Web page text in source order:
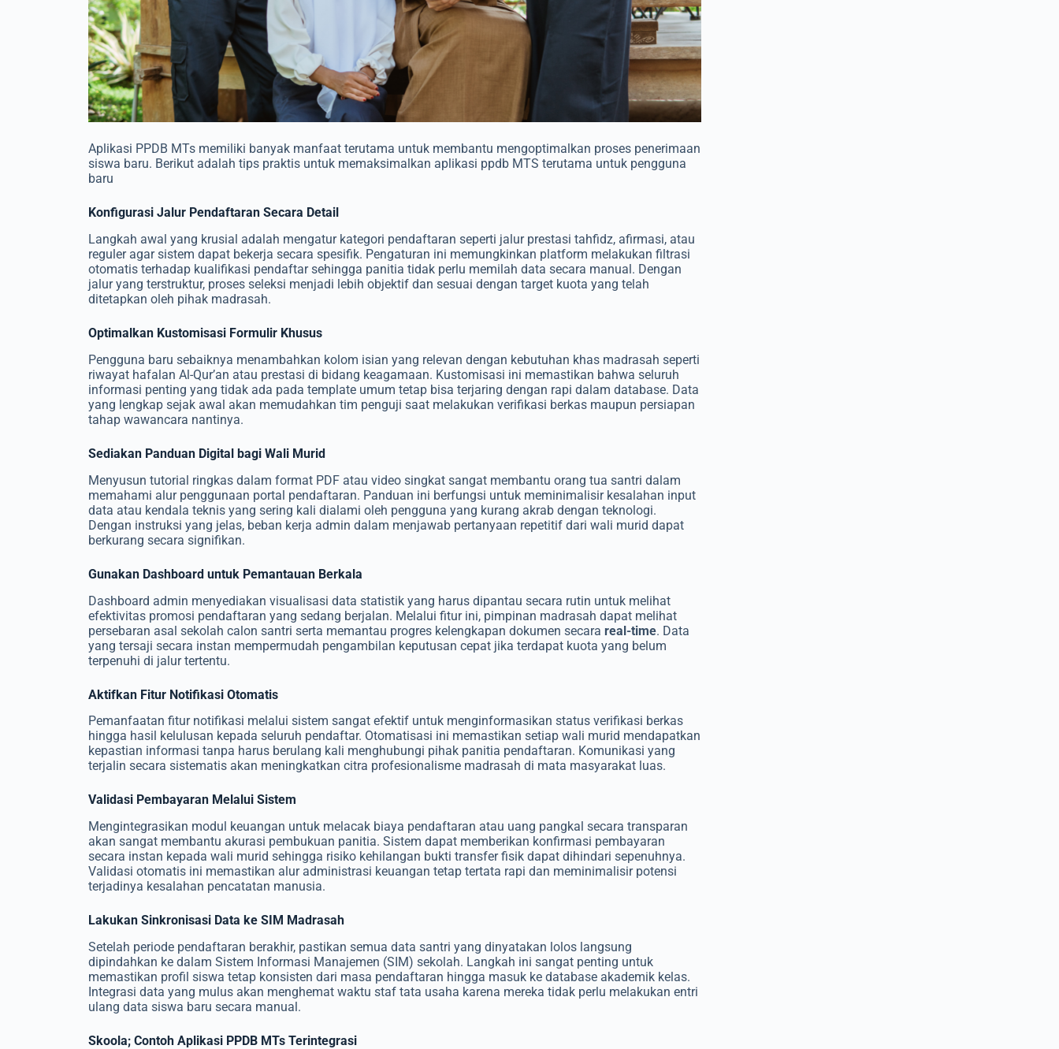
Aplikasi PPDB MTs memiliki banyak manfaat terutama untuk membantu mengoptimalkan proses penerimaan
siswa baru. Berikut adalah tips praktis untuk memaksimalkan aplikasi ppdb MTS terutama untuk pengguna
baru
Konfigurasi Jalur Pendaftaran Secara Detail
Langkah awal yang krusial adalah mengatur kategori pendaftaran seperti jalur prestasi tahfidz, afirmasi, atau
reguler agar sistem dapat bekerja secara spesifik. Pengaturan ini memungkinkan platform melakukan filtrasi
otomatis terhadap kualifikasi pendaftar sehingga panitia tidak perlu memilah data secara manual. Dengan
jalur yang terstruktur, proses seleksi menjadi lebih objektif dan sesuai dengan target kuota yang telah
ditetapkan oleh pihak madrasah.
Optimalkan Kustomisasi Formulir Khusus
Pengguna baru sebaiknya menambahkan kolom isian yang relevan dengan kebutuhan khas madrasah seperti
riwayat hafalan Al-Qur’an atau prestasi di bidang keagamaan. Kustomisasi ini memastikan bahwa seluruh
informasi penting yang tidak ada pada template umum tetap bisa terjaring dengan rapi dalam database. Data
yang lengkap sejak awal akan memudahkan tim penguji saat melakukan verifikasi berkas maupun persiapan
tahap wawancara nantinya.
Sediakan Panduan Digital bagi Wali Murid
Menyusun tutorial ringkas dalam format PDF atau video singkat sangat membantu orang tua santri dalam
memahami alur penggunaan portal pendaftaran. Panduan ini berfungsi untuk meminimalisir kesalahan input
data atau kendala teknis yang sering kali dialami oleh pengguna yang kurang akrab dengan teknologi.
Dengan instruksi yang jelas, beban kerja admin dalam menjawab pertanyaan repetitif dari wali murid dapat
berkurang secara signifikan.
Gunakan Dashboard untuk Pemantauan Berkala
Dashboard admin menyediakan visualisasi data statistik yang harus dipantau secara rutin untuk melihat
efektivitas promosi pendaftaran yang sedang berjalan. Melalui fitur ini, pimpinan madrasah dapat melihat
persebaran asal sekolah calon santri serta memantau progres kelengkapan dokumen secara real-time. Data
yang tersaji secara instan mempermudah pengambilan keputusan cepat jika terdapat kuota yang belum
terpenuhi di jalur tertentu.
Aktifkan Fitur Notifikasi Otomatis
Pemanfaatan fitur notifikasi melalui sistem sangat efektif untuk menginformasikan status verifikasi berkas
hingga hasil kelulusan kepada seluruh pendaftar. Otomatisasi ini memastikan setiap wali murid mendapatkan
kepastian informasi tanpa harus berulang kali menghubungi pihak panitia pendaftaran. Komunikasi yang
terjalin secara sistematis akan meningkatkan citra profesionalisme madrasah di mata masyarakat luas.
Validasi Pembayaran Melalui Sistem
Mengintegrasikan modul keuangan untuk melacak biaya pendaftaran atau uang pangkal secara transparan
akan sangat membantu akurasi pembukuan panitia. Sistem dapat memberikan konfirmasi pembayaran
secara instan kepada wali murid sehingga risiko kehilangan bukti transfer fisik dapat dihindari sepenuhnya.
Validasi otomatis ini memastikan alur administrasi keuangan tetap tertata rapi dan meminimalisir potensi
terjadinya kesalahan pencatatan manusia.
Lakukan Sinkronisasi Data ke SIM Madrasah
Setelah periode pendaftaran berakhir, pastikan semua data santri yang dinyatakan lolos langsung
dipindahkan ke dalam Sistem Informasi Manajemen (SIM) sekolah. Langkah ini sangat penting untuk
memastikan profil siswa tetap konsisten dari masa pendaftaran hingga masuk ke database akademik kelas.
Integrasi data yang mulus akan menghemat waktu staf tata usaha karena mereka tidak perlu melakukan entri
ulang data siswa baru secara manual.
Skoola; Contoh Aplikasi PPDB MTs Terintegrasi